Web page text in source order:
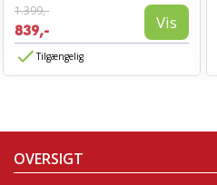
1.399,-
839,- Vis
Tilgængelig
OVERSIGT